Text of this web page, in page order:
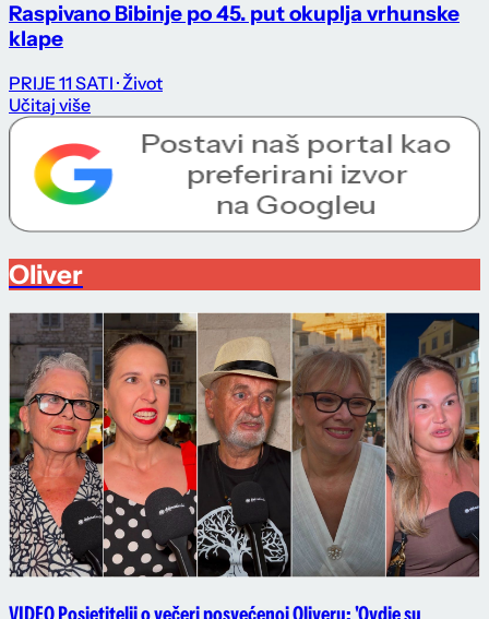
Raspivano Bibinje po 45. put okuplja vrhunske
klape
PRIJE 11 SATI · Život
Učitaj više
Oliver